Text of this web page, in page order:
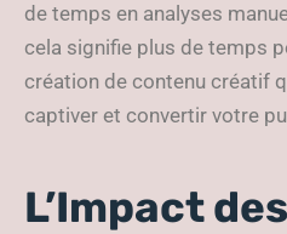
de temps en analyses
cela signifie plus de temps
création de contenu créatif
captiver et convertir votre
L’Impact des